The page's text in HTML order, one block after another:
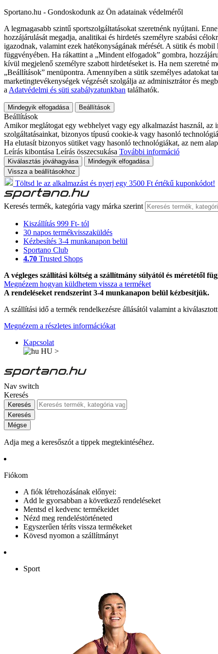
Sportano.hu - Gondoskodunk az Ön adatainak védelméről
A legmagasabb szintű sportszolgáltatásokat szeretnénk nyújtani.
hozzájárulását megadja, analitikai és hirdetés személyre szabási
igazodnak, valamint ezek hatékonyságának mérését. A sütik és
függvényében. Ha rákattint a „Mindent elfogadok” gombra,
kívül megjelenő személyre szabott hirdetéseket is. Ha nem szeretné
„Beállítások” menüpontra. Amennyiben a sütik személyes adatokat
marketingtevékenységek végzését szolgálja az adminisztrátor és
a Adatvédelmi és süti szabályzatunkban találhatók.
Mindegyik elfogadása Beállítások
Beállítások
Amikor meglátogat egy webhelyet vagy egy alkalmazást használ,
szolgáltatásainkat, bizonyos típusú cookie-k vagy hasonló
Ha elutasít bizonyos sütiket vagy hasonló technológiákat, az nem
Leírás kibontása Leírás összecsukása További információ
Kiválasztás jóváhagyása
Mindegyik elfogadása
Vissza a beállításokhoz
Töltsd le az alkalmazást és nyerj egy 3500 Ft értékű kuponkódot!
Keresés termék, kategória vagy márka szerint
Kiszállítás 999 Ft- tól
30 napos termékvisszaküldés
Kézbesítés 3-4 munkanapon belül
Sportano Club
4.70 Trusted Shops
A végleges szállítási költség a szállítmány súlyától és méretétől
Megnézem hogyan küldhetem vissza a terméket
A rendeléseket rendszerint 3-4 munkanapon belül kézbesítjük.
A szállítási idő a termék rendelkezésre állásától valamint a
Megnézem a részletes információkat
Kapcsolat
HU >
Nav switch
Keresés
Keresés
Keresés
Mégse
Adja meg a keresőszót a tippek megtekintéséhez.
Fiókom
A fiók létrehozásának előnyei:
Add le gyorsabban a következő rendeléseket
Mentsd el kedvenc termékeidet
Nézd meg rendeléstörténeted
Egyszerűen téríts vissza termékeket
Kövesd nyomon a szállítmányt
Sport